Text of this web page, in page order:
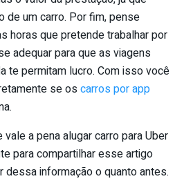
de um carro. Por fim, pense
horas que pretende trabalhar por
adequar para que as viagens
te permitam lucro. Com isso você
se oscarros por app
a pena alugar carro para Uber
para compartilhar esse artigo
informação o quanto antes.